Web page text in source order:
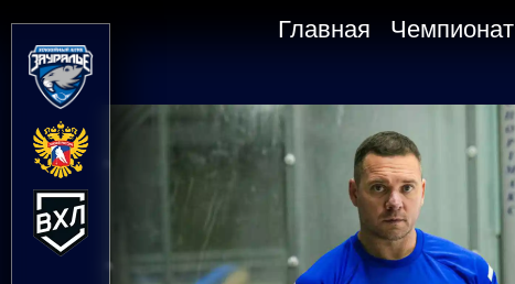
Главная Чемпионат